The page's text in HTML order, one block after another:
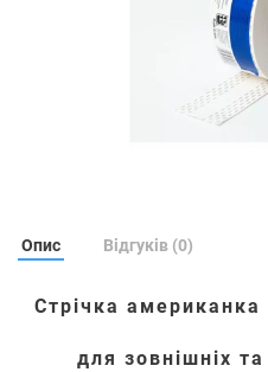
Опис Відгуків (0)
Стрічка
для зовнішніх та